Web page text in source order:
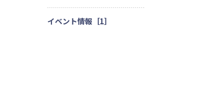
イベント情報［1］